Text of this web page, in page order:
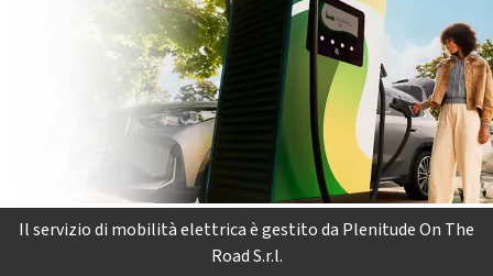
Il servizio di mobilità elettrica è gestito da Plenitude On The
Road S.r.l.